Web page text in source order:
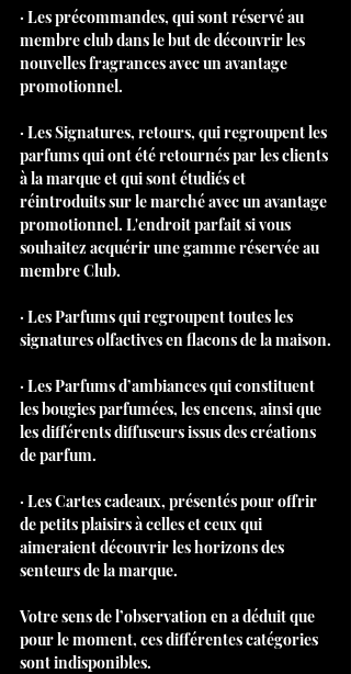
· Les précommandes, qui sont réservé au
membre club dans le but de découvrir les
nouvelles fragrances avec un avantage
promotionnel.
· Les Signatures, retours, qui regroupent les
parfums qui ont été retournés par les clients
à la marque et qui sont étudiés et
réintroduits sur le marché avec un avantage
promotionnel. L'endroit parfait si vous
souhaitez acquérir une gamme réservée au
membre Club.
· Les Parfums qui regroupent toutes les
signatures olfactives en flacons de la maison.
· Les Parfums d’ambiances qui constituent
les bougies parfumées, les encens, ainsi que
les différents diffuseurs issus des créations
de parfum.
· Les Cartes cadeaux, présentés pour offrir
de petits plaisirs à celles et ceux qui
aimeraient découvrir les horizons des
senteurs de la marque.
Votre sens de l’observation en a déduit que
pour le moment, ces différentes catégories
sont indisponibles.